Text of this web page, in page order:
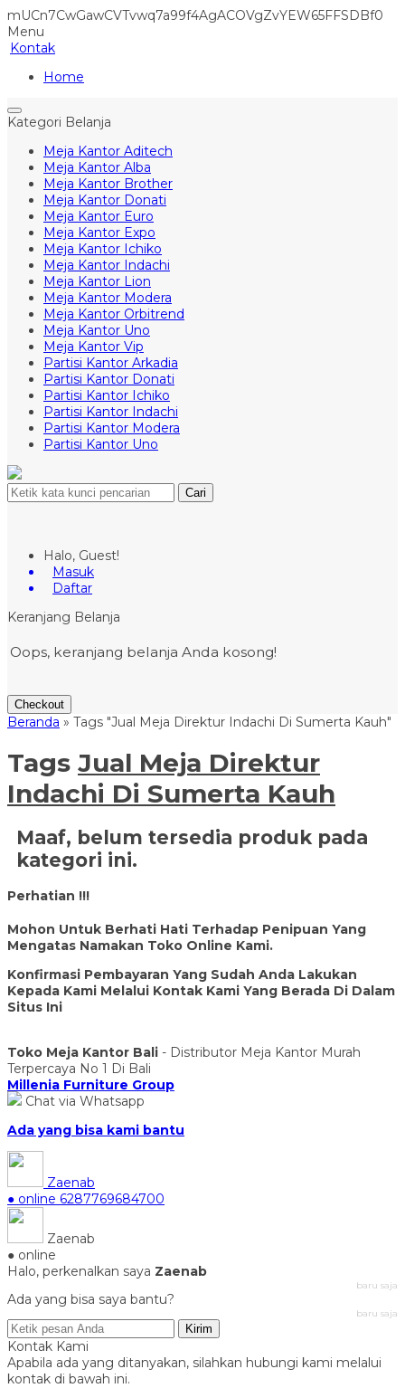
mUCn7CwGawCVTvwq7a99f4AgACOVgZvYEW65FFSDBf0
Menu
Kontak
Home
Kategori Belanja
Meja Kantor Aditech
Meja Kantor Alba
Meja Kantor Brother
Meja Kantor Donati
Meja Kantor Euro
Meja Kantor Expo
Meja Kantor Ichiko
Meja Kantor Indachi
Meja Kantor Lion
Meja Kantor Modera
Meja Kantor Orbitrend
Meja Kantor Uno
Meja Kantor Vip
Partisi Kantor Arkadia
Partisi Kantor Donati
Partisi Kantor Ichiko
Partisi Kantor Indachi
Partisi Kantor Modera
Partisi Kantor Uno
Cari
Halo, Guest!
Masuk
Daftar
Keranjang Belanja
Oops, keranjang belanja Anda kosong!
Checkout
Beranda » Tags "Jual Meja Direktur Indachi Di Sumerta Kauh"
Tags Jual Meja Direktur
Indachi Di Sumerta Kauh
Maaf, belum tersedia produk pada
kategori ini.
Perhatian !!!
Mohon Untuk Berhati Hati Terhadap Penipuan Yang
Mengatas Namakan Toko Online Kami.
Konfirmasi Pembayaran Yang Sudah Anda Lakukan
Kepada Kami Melalui Kontak Kami Yang Berada Di Dalam
Situs Ini
Toko Meja Kantor Bali - Distributor Meja Kantor Murah
Terpercaya No 1 Di Bali
Millenia Furniture Group
Chat via Whatsapp
Ada yang bisa kami bantu
Zaenab
● online 6287769684700
Zaenab
● online
Halo, perkenalkan saya Zaenab
baru saja
Ada yang bisa saya bantu?
baru saja
Kirim
Kontak Kami
Apabila ada yang ditanyakan, silahkan hubungi kami melalui
kontak di bawah ini.